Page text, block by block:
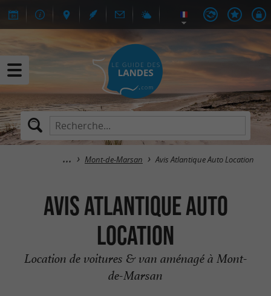
Mont-de-Marsan Avis Atlantique Auto Location
Avis Atlantique Auto
Location
Location de voitures & van aménagé à Mont-
de-Marsan